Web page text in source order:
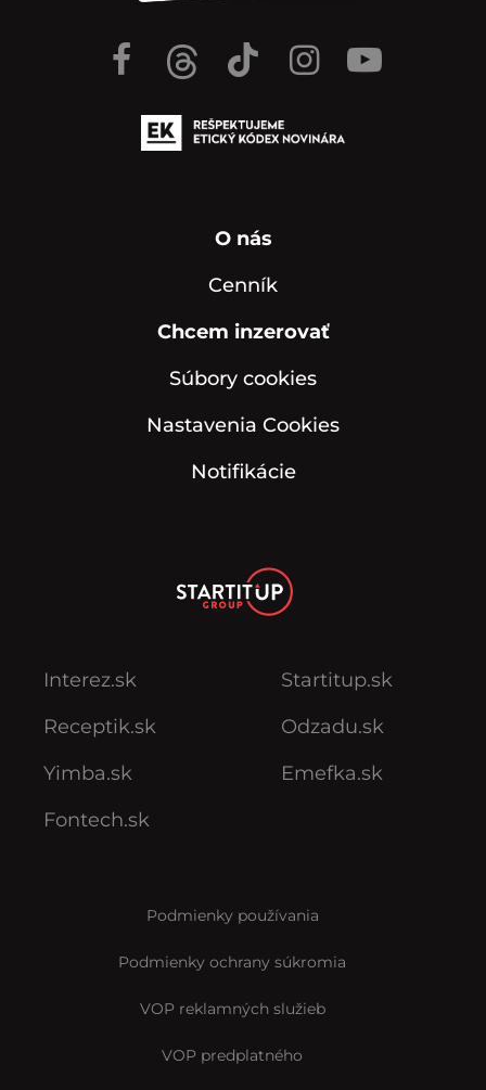
O nás
Cenník
Chcem inzerovať
Súbory cookies
Nastavenia Cookies
Notifikácie
Interez.sk
Receptik.sk
Yimba.sk
Fontech.sk
Startitup.sk
Odzadu.sk
Emefka.sk
Podmienky používania
Podmienky ochrany súkromia
VOP reklamných služieb
VOP predplatného